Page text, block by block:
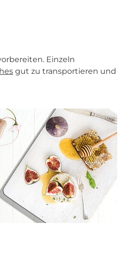
Einzeln
gut zu transportieren und